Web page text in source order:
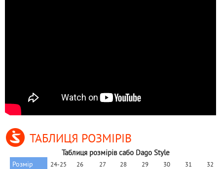
ТАБЛИЦЯ РОЗМІРІВ
Таблиця розмірів сабо Dago Style
Розмір 24-25 26 27 28 29 30 31 32